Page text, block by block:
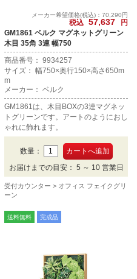
メーカー希望価格(税込)：70,290円
税込 57,637
円
GM1861 ベルク マグネットグリーン
木目 35角 3連 幅750
商品番号： 9934257
サイズ： 幅750×奥行150×高さ650m
m
メーカー： ベルク
GM1861は、木目BOXの3連マグネッ
トグリーンです。アートのようにおし
ゃれに飾れます。
数量：
お届けまでの目安： 5 ～ 10 営業日
受付カウンター
オフィス フェイクグリ
ーン
送料無料 完成品